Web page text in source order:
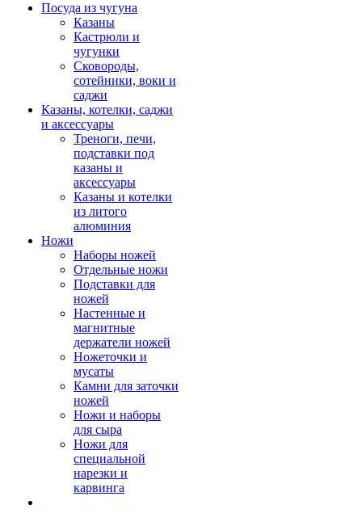
Посуда из чугуна
Казаны
Кастрюли и
чугунки
Сковороды,
сотейники, воки и
саджи
Казаны, котелки, саджи
и аксессуары
Треноги, печи,
подставки под
казаны и
аксессуары
Казаны и котелки
из литого
алюминия
Ножи
Наборы ножей
Отдельные ножи
Подставки для
ножей
Настенные и
магнитные
держатели ножей
Ножеточки и
мусаты
Камни для заточки
ножей
Ножи и наборы
для сыра
Ножи для
специальной
нарезки и
карвинга